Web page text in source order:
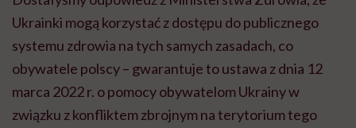
Ukrainki mogą korzystać z dostępu do publicznego
systemu zdrowia na tych samych zasadach, co
obywatele polscy – gwarantuje to ustawa z dnia 12
marca 2022 r. o pomocy obywatelom Ukrainy w
związku z konfliktem zbrojnym na terytorium tego